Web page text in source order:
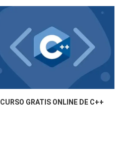
CURSO GRATIS ONLINE DE C++